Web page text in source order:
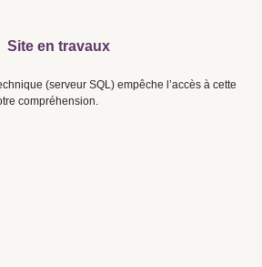
Site en travaux
(serveur SQL) empêche l’accès à cette
compréhension.